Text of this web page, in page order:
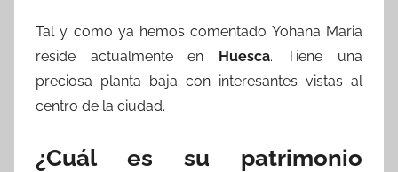
Tal y como ya hemos comentado Yohana Maria
reside actualmente en Huesca. Tiene una
preciosa planta baja con interesantes vistas al
centro de la ciudad.
¿Cuál es su patrimonio